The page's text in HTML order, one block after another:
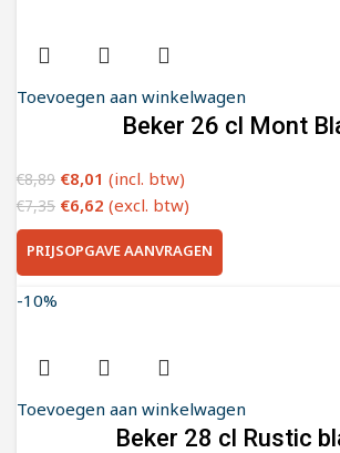
Toevoegen aan winkelwagen
Beker 26 cl Mont
€8,89 €8,01 (incl. btw)
€7,35 €6,62 (excl. btw)
PRIJSOPGAVE AANVRAGEN
-10%
Toevoegen aan winkelwagen
Beker 28 cl Rustic